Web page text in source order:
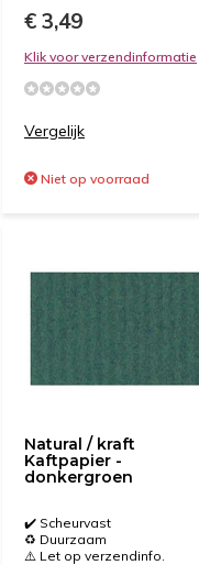
€ 3,49
Klik voor verzendinformatie
Vergelijk
Niet op voorraad
Natural / kraft
Kaftpapier -
donkergroen
✔️ Scheurvast
♻️ Duurzaam
⚠️ Let op verzendinfo.